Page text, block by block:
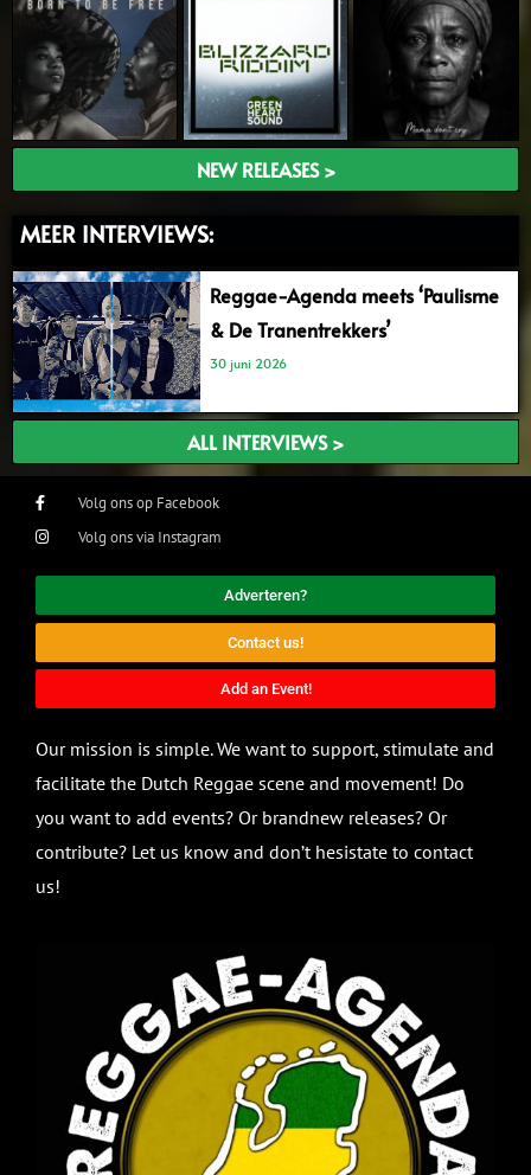
NEW RELEASES >
MEER INTERVIEWS:
Reggae-Agenda meets ‘Paulisme
& De Tranentrekkers’
30 juni 2026
ALL INTERVIEWS >
Volg ons op Facebook
Volg ons via Instagram
Adverteren?
Contact us!
Add an Event!
Our mission is simple. We want to support, stimulate and
facilitate the Dutch Reggae scene and movement! Do
you want to add events? Or brandnew releases? Or
contribute? Let us know and don’t hesistate to contact
us!